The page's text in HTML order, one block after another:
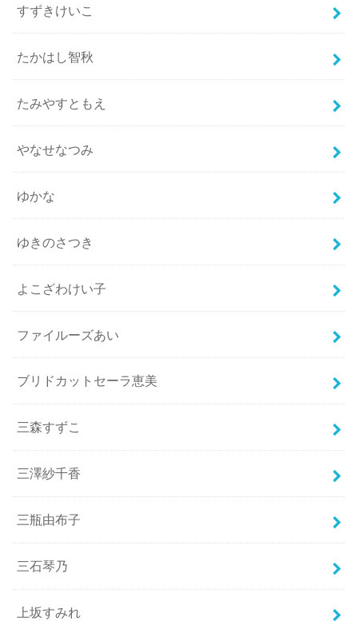
すずきけいこ
たかはし智秋
たみやすともえ
やなせなつみ
ゆかな
ゆきのさつき
よこざわけい子
ファイルーズあい
ブリドカットセーラ恵美
三森すずこ
三澤紗千香
三瓶由布子
三石琴乃
上坂すみれ